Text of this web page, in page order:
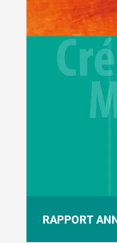
RAPPORT